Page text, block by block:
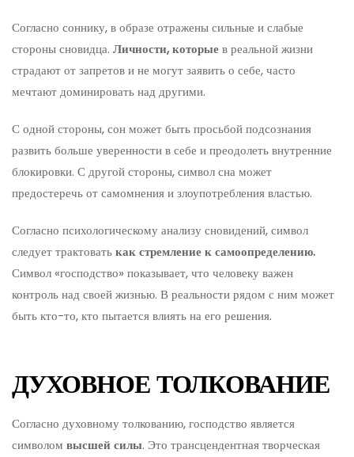
Согласно соннику, в образе отражены сильные и слабые
стороны сновидца. Личности, которыев реальной жизни
страдают от запретов и не могут заявить о себе, часто
мечтают доминировать над другими.
С одной стороны, сон может быть просьбой подсознания
развить больше уверенности в себе и преодолеть внутренние
блокировки. С другой стороны, символ сна может
предостеречь от самомнения и злоупотребления властью.
Согласно психологическому анализу сновидений, символ
следует трактоватькак стремление к самоопределению.
Символ «господство» показывает, что человеку важен
контроль над своей жизнью. В реальности рядом с ним может
быть кто-то, кто пытается влиять на его решения.
ДУХОВНОЕ ТОЛКОВАНИЕ
Согласно духовному толкованию, господство является
символом высшей силы. Это трансцендентная творческая